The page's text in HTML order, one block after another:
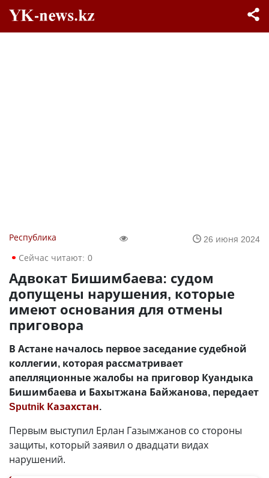
Республика
26 июня 2024
Сейчас читают: 0
Адвокат Бишимбаева: судом
допущены нарушения, которые
имеют основания для отмены
приговора
В Астане началось первое заседание судебной
коллегии, которая рассматривает
апелляционные жалобы на приговор Куандыка
Бишимбаева и Бахытжана Байжанова, передает
Sputnik Казахстан.
Первым выступил Ерлан Газымжанов со стороны
защиты, который заявил о двадцати видах
нарушений.